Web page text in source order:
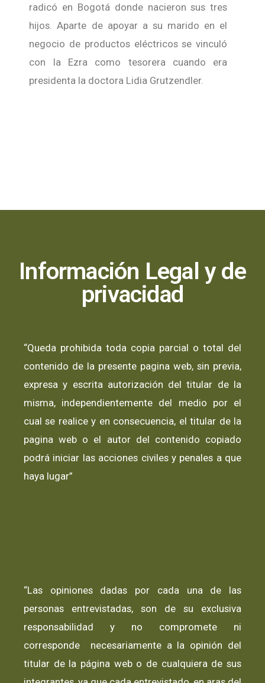
radicó en Bogotá donde nacieron sus tres
hijos. Aparte de apoyar a su marido en el
negocio de productos eléctricos se vinculó
con la Ezra como tesorera cuando era
presidenta la doctora Lidia Grutzendler.
Información Legal y de
privacidad
“Queda prohibida toda copia parcial o total del
contenido de la presente pagina web, sin previa,
expresa y escrita autorización del titular de la
misma, independientemente del medio por el
cual se realice y en consecuencia, el titular de la
pagina web o el autor del contenido copiado
podrá iniciar las acciones civiles y penales a que
haya lugar”
“Las opiniones dadas por cada una de las
personas entrevistadas, son de su exclusiva
responsabilidad y no compromete ni
corresponde necesariamente a la opinión del
titular de la página web o de cualquiera de sus